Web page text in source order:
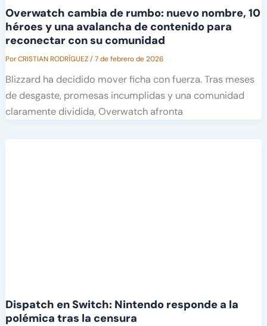
Overwatch cambia de rumbo: nuevo nombre, 10
héroes y una avalancha de contenido para
reconectar con su comunidad
PorCRISTIAN RODRÍGUEZ/7 de febrero de 2026
Blizzard ha decidido mover ficha con fuerza. Tras meses
de desgaste, promesas incumplidas y una comunidad
claramente dividida, Overwatch afronta
Dispatch en Switch: Nintendo responde a la
polémica tras la censura